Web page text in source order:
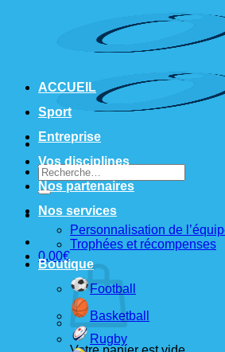
Recherche
pour :
0,00€
ACCUEIL
Sport
Entreprise
Vos disciplines
Nos partenaires
Nos services
Personnalisation de
Trophées et récompenses
Boutique
Football
Basketball
Rugby